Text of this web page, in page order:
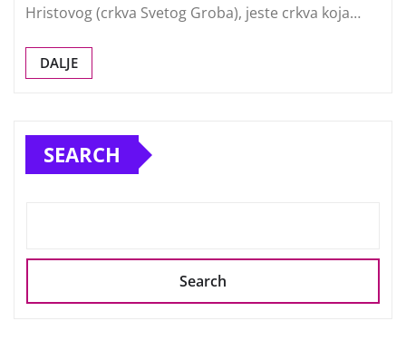
Hristovog (crkva Svetog Groba), jeste crkva koja…
DALJE
SEARCH
Search